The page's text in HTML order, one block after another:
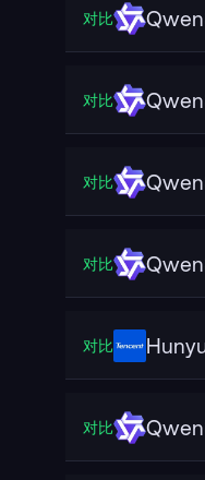
对比
对比
对比
对比
对比
对比